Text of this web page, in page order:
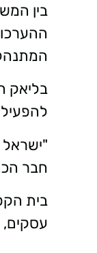
בין
בליאק
"ישראל
חבר
בית
עסקים,